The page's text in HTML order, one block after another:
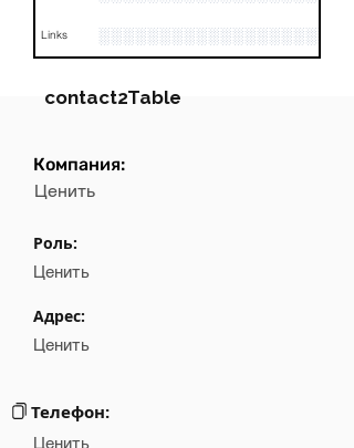
Links
contact2Table
Field
Email
Компания:
Ценить
Роль:
Ценить
Адрес:
Ценить
Телефон:
Ценить